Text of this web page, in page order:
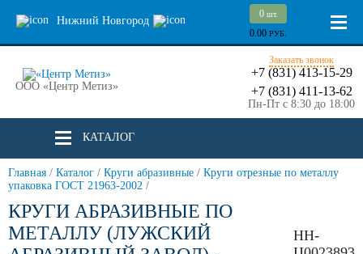
Нижний Новгород
0 шт.
0.00 РУБ.
ООО «Центр Метиз»
Заказать звонок
+7 (831) 413-15-29
+7 (831) 411-13-62
Пн-Пт с 8:30 до 18:00
КАТАЛОГ
Главная / Каталог / Круги абразивные / Круги отрезные по металлу
упаковка ГОСТ 21963-2002 /
КРУГИ АБРАЗИВНЫЕ ПО
МЕТАЛЛУ (ЛУЖСКИЙ
НН-